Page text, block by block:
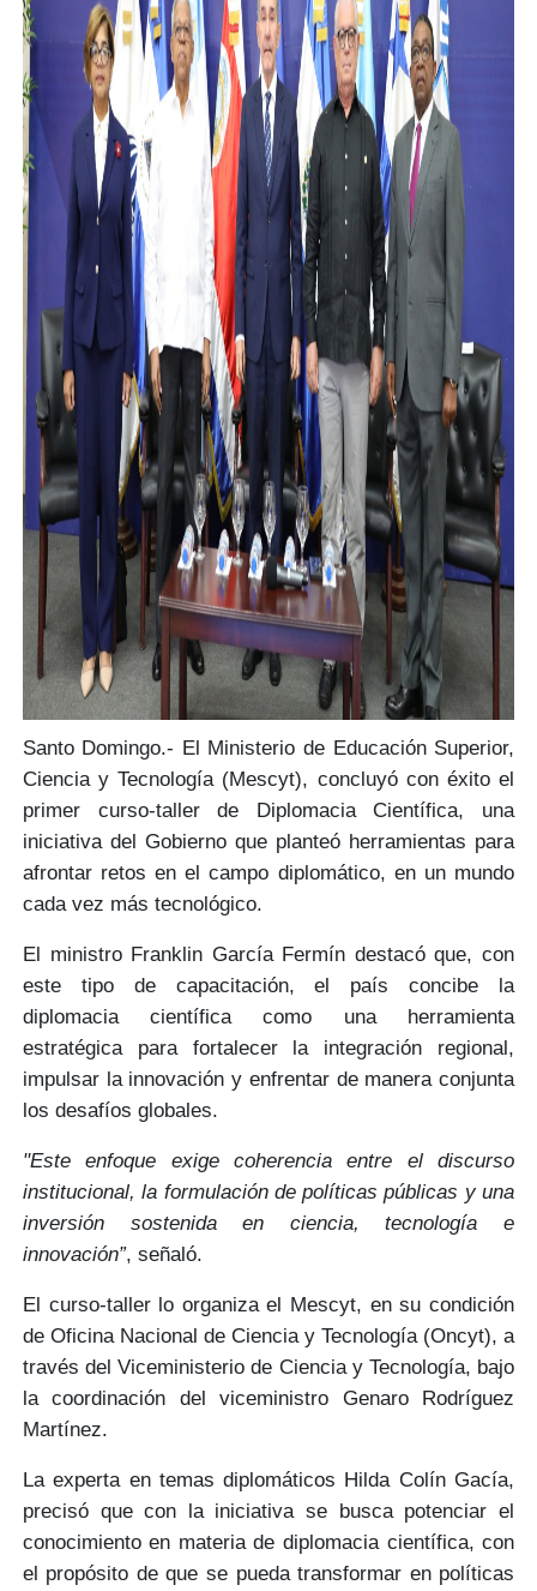
Santo Domingo.- El Ministerio de Educación Superior,
Ciencia y Tecnología (Mescyt), concluyó con éxito el
primer curso-taller de Diplomacia Científica, una
iniciativa del Gobierno que planteó herramientas para
afrontar retos en el campo diplomático, en un mundo
cada vez más tecnológico.
El ministro Franklin García Fermín destacó que, con
este tipo de capacitación, el país concibe la
diplomacia científica como una herramienta
estratégicapara fortalecer la integración regional,
impulsar la innovación y enfrentar de manera conjunta
los desafíos globales.
"Este enfoque exige coherencia entre el discurso
institucional, la formulación de políticas públicas y una
inversión sostenida en ciencia, tecnología e
innovación”, señaló.
El curso-taller lo organiza el Mescyt, en su condición
de Oficina Nacional de Ciencia y Tecnología (Oncyt), a
través del Viceministerio de Ciencia y Tecnología, bajo
la coordinación del viceministro Genaro Rodríguez
Martínez.
La experta en temas diplomáticos Hilda Colín Gacía,
precisó que con la iniciativa se busca potenciar el
conocimientoen materia de diplomacia científica, con
el propósito de que se puedatransformar en políticas